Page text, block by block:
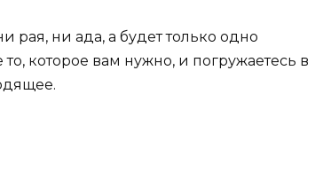
рая, ни ада, а будет только одно
которое вам нужно, и погружаетесь в